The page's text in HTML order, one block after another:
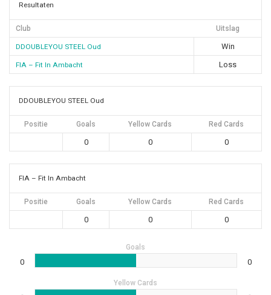
Resultaten
Club Uitslag
DDOUBLEYOU STEEL Oud Win
FIA – Fit In Ambacht Loss
DDOUBLEYOU STEEL Oud
Positie Goals Yellow Cards Red Cards
0 0 0
FIA – Fit In Ambacht
Positie Goals Yellow Cards Red Cards
0 0 0
Goals
0 0
Yellow Cards